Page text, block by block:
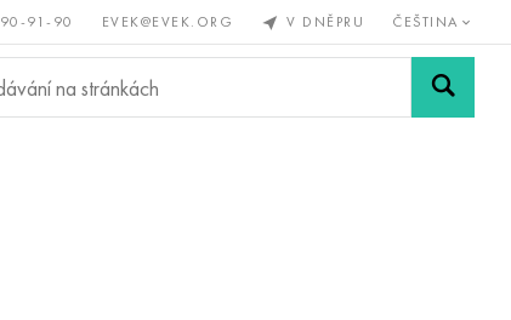
91-90 EVEK@EVEK.ORG V DNĚPRU ČEŠTINA
Legovaná Sítě a